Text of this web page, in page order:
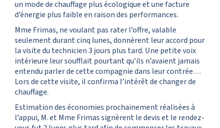
un mode de chauffage plus écologique et une facture
d’énergie plus faible en raison des performances.
Mme Frimas, ne voulant pas rater l’offre, valable
seulement durant cinq lunes, donnèrent leur accord pour
la visite du technicien 3 jours plus tard. Une petite voix
intérieure leur soufflait pourtant qu’ils n’avaient jamais
entendu parler de cette compagnie dans leur contrée…
Lors de cette visite, il confirma l’intérêt de changer de
chauffage.
Estimation des économies prochainement réalisées à
l’appui, M. et Mme Frimas signèrent le devis et le rendez-